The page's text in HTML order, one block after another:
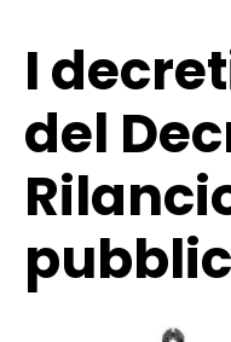
I
del